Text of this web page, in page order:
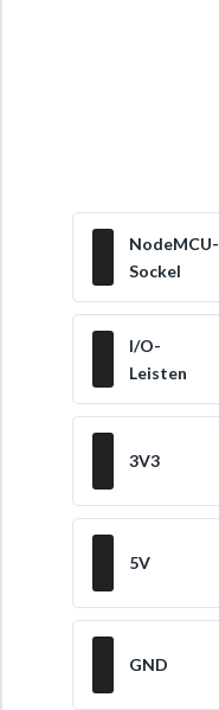
NodeMCU-
Sockel
I/O-
Leisten
3V3
5V
GND